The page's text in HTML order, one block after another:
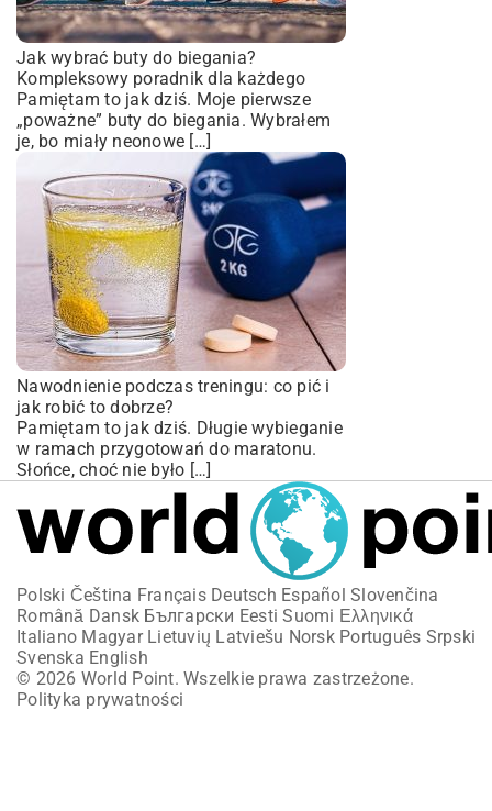
Jak wybrać buty do biegania?
Kompleksowy poradnik dla każdego
Pamiętam to jak dziś. Moje pierwsze
„poważne” buty do biegania. Wybrałem
je, bo miały neonowe […]
Nawodnienie podczas treningu: co pić i
jak robić to dobrze?
Pamiętam to jak dziś. Długie wybieganie
w ramach przygotowań do maratonu.
Słońce, choć nie było […]
Polski Čeština Français Deutsch Español Slovenčina
Română Dansk Български Eesti Suomi Ελληνικά
Italiano Magyar Lietuvių Latviešu Norsk Português Srpski
Svenska English
© 2026 World Point. Wszelkie prawa zastrzeżone.
Polityka prywatności